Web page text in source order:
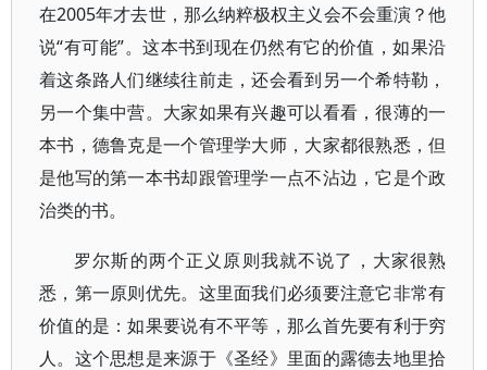
在2005年才去世，那么纳粹极权主义会不会重演？他
说“有可能”。这本书到现在仍然有它的价值，如果沿
着这条路人们继续往前走，还会看到另一个希特勒，
另一个集中营。大家如果有兴趣可以看看，很薄的一
本书，德鲁克是一个管理学大师，大家都很熟悉，但
是他写的第一本书却跟管理学一点不沾边，它是个政
治类的书。
罗尔斯的两个正义原则我就不说了，大家很熟
悉，第一原则优先。这里面我们必须要注意它非常有
价值的是：如果要说有不平等，那么首先要有利于穷
人。这个思想是来源于《圣经》里面的露德去地里拾